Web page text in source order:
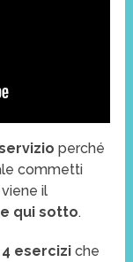
perché
commetti
il
qui sotto.
4 esercizi che